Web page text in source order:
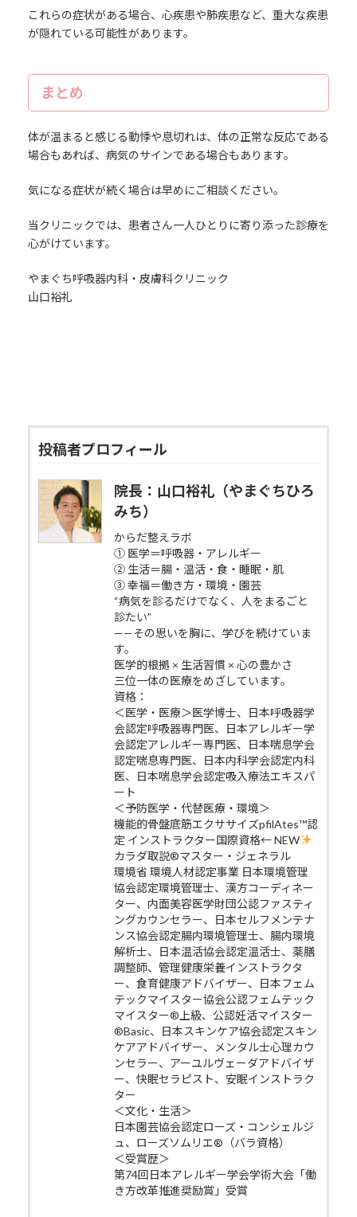
これらの症状がある場合、心疾患や肺疾患など、重大な疾患
が隠れている可能性があります。
まとめ
体が温まると感じる動悸や息切れは、体の正常な反応である
場合もあれば、病気のサインである場合もあります。
気になる症状が続く場合は早めにご相談ください。
当クリニックでは、患者さん一人ひとりに寄り添った診療を
心がけています。
やまぐち呼吸器内科・皮膚科クリニック
山口裕礼
投稿者プロフィール
院長：山口裕礼（やまぐちひろ
みち）
からだ整えラボ
① 医学＝呼吸器・アレルギー
② 生活＝腸・温活・食・睡眠・肌
③ 幸福＝働き方・環境・園芸
“病気を診るだけでなく、人をまるごと
診たい”
——その思いを胸に、学びを続けていま
す。
医学的根拠 × 生活習慣 × 心の豊かさ
三位一体の医療をめざしています。
資格：
＜医学・医療＞医学博士、日本呼吸器学
会認定呼吸器専門医、日本アレルギー学
会認定アレルギー専門医、日本喘息学会
認定喘息専門医、日本内科学会認定内科
医、日本喘息学会認定吸入療法エキスパ
ート
＜予防医学・代替医療・環境＞
機能的骨盤底筋エクササイズpfilAtes™認
定 インストラクター国際資格← NEW
カラダ取説®マスター・ジェネラル
環境省 環境人材認定事業 日本環境管理
協会認定環境管理士、漢方コーディネー
ター、内面美容医学財団公認ファスティ
ングカウンセラー、日本セルフメンテナ
ンス協会認定腸内環境管理士、腸内環境
解析士、日本温活協会認定温活士、薬膳
調整師、管理健康栄養インストラクタ
ー、食育健康アドバイザー、日本フェム
テックマイスター協会公認フェムテック
マイスター®上級、公認妊活マイスター
®Basic、日本スキンケア協会認定スキン
ケアアドバイザー、メンタル士心理カウ
ンセラー、アーユルヴェーダアドバイザ
ー、快眠セラピスト、安眠インストラク
ター
＜文化・生活＞
日本園芸協会認定ローズ・コンシェルジ
ュ、ローズソムリエ®（バラ資格）
＜受賞歴＞
第74回日本アレルギー学会学術大会「働
き方改革推進奨励賞」受賞